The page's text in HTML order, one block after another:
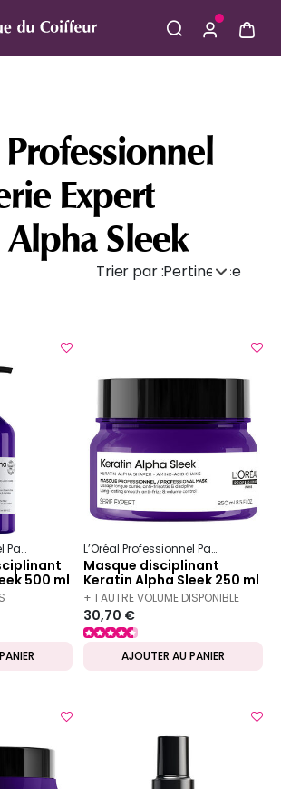
Professionnel
Expert
Sleek
Trier par :Pertinence
L’Oréal Professionnel Paris Serie Expert Keratin Alpha Sleek
500 ml
L’Oréal Professionnel Paris
Masque disciplinant
Keratin Alpha Sleek 250 ml
+ 1 AUTRE VOLUME DISPONIBLE
30,70 €
AJOUTER AU PANIER